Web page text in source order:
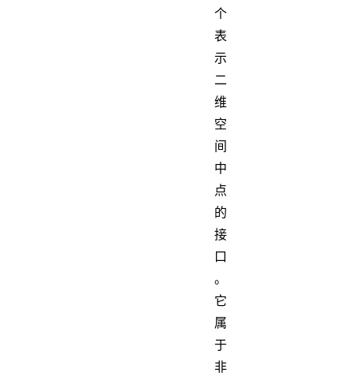
个
表
示
二
维
空
间
中
点
的
接
口
。
它
属
于
非